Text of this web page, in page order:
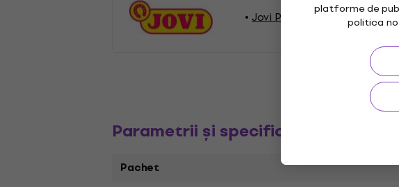
platforme de
politica
Jovi Pictură Jovi
Parametrii și specificații
Pachet